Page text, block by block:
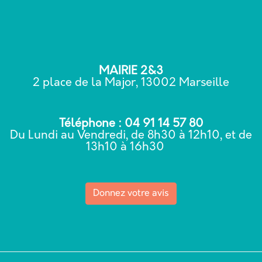
MAIRIE 2&3
2 place de la Major, 13002 Marseille
Téléphone : 04 91 14 57 80
Du Lundi au Vendredi, de 8h30 à 12h10, et de
13h10 à 16h30
Donnez votre avis